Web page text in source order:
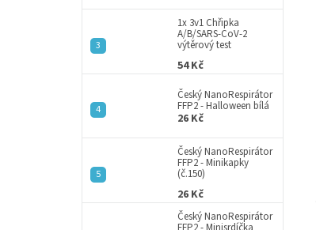
1x 3v1 Chřipka
A/B/SARS-CoV-2
výtěrový test
54 Kč
Český NanoRespirátor
FFP2 - Halloween bílá
26 Kč
Český NanoRespirátor
FFP2 - Minikapky
(č.150)
26 Kč
Český NanoRespirátor